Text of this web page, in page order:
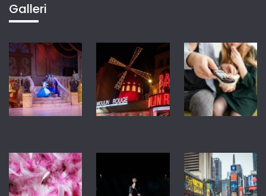
Galleri